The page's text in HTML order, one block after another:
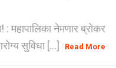
: महापालिका नेमणार ब्रोकर
सुविधा [...]
Read More